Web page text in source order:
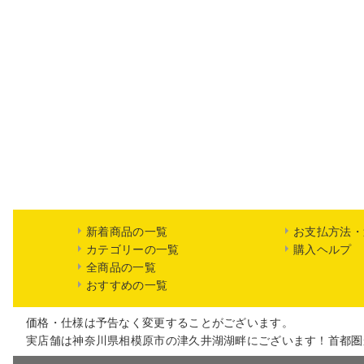
新着商品の一覧
カテゴリーの一覧
全商品の一覧
おすすめの一覧
お支払方法
購入ヘルプ
価格・仕様は予告なく変更することがございます。
実店舗は神奈川県相模原市の津久井湖湖畔にございます！首都